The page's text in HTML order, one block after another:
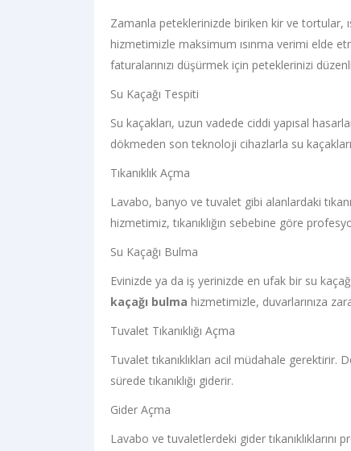
Zamanla peteklerinizde biriken kir ve tortular,
hizmetimizle maksimum ısınma verimi elde
faturalarınızı düşürmek için peteklerinizi
Su Kaçağı Tespiti
Su kaçakları, uzun vadede ciddi yapısal
dökmeden son teknoloji cihazlarla su
Tıkanıklık Açma
Lavabo, banyo ve tuvalet gibi alanlardaki
hizmetimiz, tıkanıklığın sebebine göre
Su Kaçağı Bulma
Evinizde ya da iş yerinizde en ufak bir su
kaçağı bulma hizmetimizle, duvarlarınıza
Tuvalet Tıkanıklığı Açma
Tuvalet tıkanıklıkları acil müdahale gerektirir.
sürede tıkanıklığı giderir.
Gider Açma
Lavabo ve tuvaletlerdeki gider tıkanıklıklarını